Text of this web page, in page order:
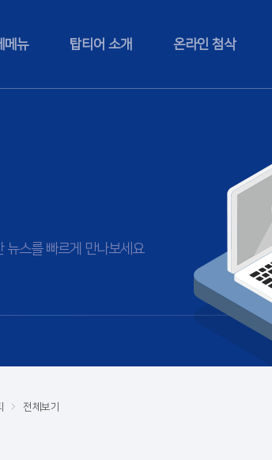
메뉴 탑티어 소개 온라인 첨삭
뉴스를 빠르게 만나보세요
전체보기